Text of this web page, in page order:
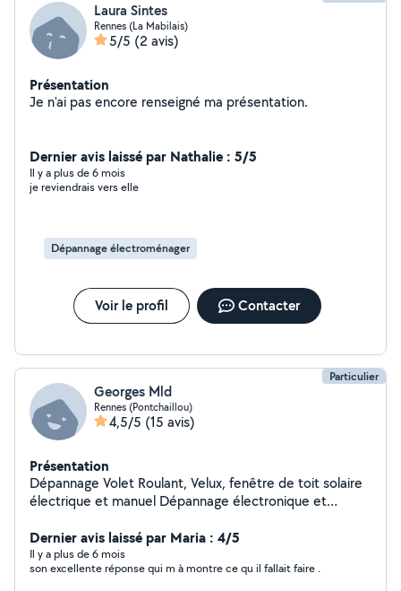
Laura Sintes
Rennes (La Mabilais)
5/5 (2 avis)
Présentation
Je n'ai pas encore renseigné ma présentation.
Dernier avis laissé par Nathalie : 5/5
Il y a plus de 6 mois
je reviendrais vers elle
Dépannage électroménager
Voir le profil Contacter
Particulier
Georges Mld
Rennes (Pontchaillou)
4,5/5 (15 avis)
Présentation
Dépannage Volet Roulant, Velux, fenêtre de toit solaire
électrique et manuel Dépannage électronique et
à me faire une demande privée.
Dernier avis laissé par Maria : 4/5
Il y a plus de 6 mois
son excellente réponse qui m à montre ce qu il fallait faire .